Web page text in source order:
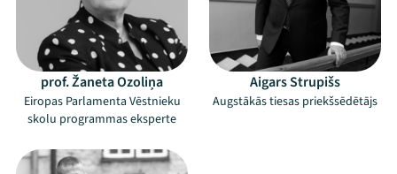
prof. Žaneta Ozoliņa
Eiropas Parlamenta Vēstnieku
skolu programmas eksperte
Aigars Strupišs
Augstākās tiesas priekšsēdētājs